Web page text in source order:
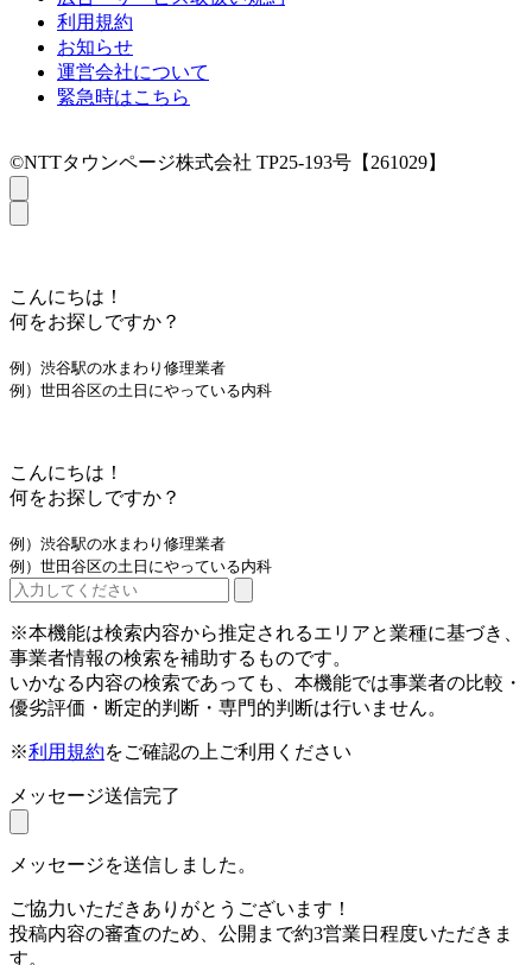
利用規約
お知らせ
運営会社について
緊急時はこちら
©NTTタウンページ株式会社 TP25-193号【261029】
こんにちは！
何をお探しですか？
例）渋谷駅の水まわり修理業者
例）世田谷区の土日にやっている内科
こんにちは！
何をお探しですか？
例）渋谷駅の水まわり修理業者
例）世田谷区の土日にやっている内科
※本機能は検索内容から推定されるエリアと業種に基づき、
事業者情報の検索を補助するものです。
いかなる内容の検索であっても、本機能では事業者の比較・
優劣評価・断定的判断・専門的判断は行いません。
※利用規約をご確認の上ご利用ください
メッセージ送信完了
メッセージを送信しました。
ご協力いただきありがとうございます！
投稿内容の審査のため、公開まで約3営業日程度いただきま
す。